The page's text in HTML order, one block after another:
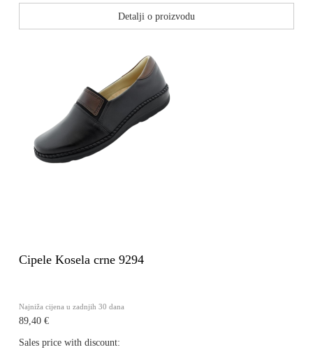
Detalji o proizvodu
Cipele Kosela crne 9294
Najniža cijena u zadnjih 30 dana
89,40 €
Sales price with discount: